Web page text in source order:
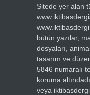
Sitede yer alan
bütün yazılar,
dosyaları,
tasarım ve
5846 numaralı
koruma
veya